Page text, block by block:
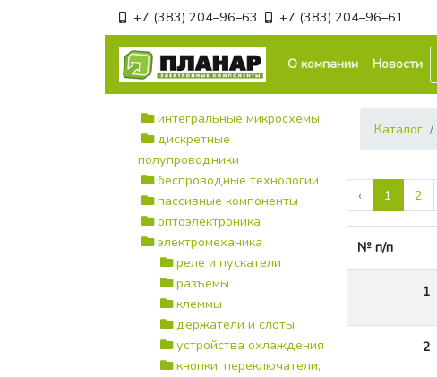
+7 (383) 204–96–63 +7 (383) 204–96–61
О компании Новости
интегральные микросхемы
дискретные
полупроводники
беспроводные технологии
пассивные компоненты
оптоэлектроника
электромеханика
реле и пускатели
разъемы
клеммы
держатели и слоты
устройства охлаждения
кнопки, переключатели,
Каталог
‹ 1 2
№ п/п
1
2